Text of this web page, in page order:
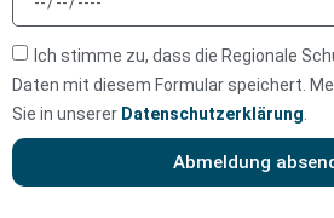
Ich stimme zu, dass die Regionale
Daten mit diesem Formular speichert.
Sie in unserer Datenschutzerklärung
Abmeldung